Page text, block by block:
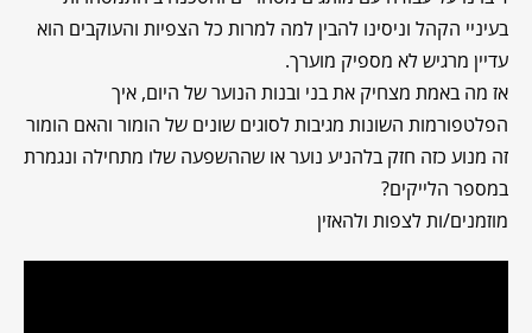
בעיניי הקהל וניסינו להבין למה למרות כל הצפיות והעוקבים הוא
עדיין מרגיש לא מספיק מוערך.
אז מה באמת מצחיק את בני ובנות הנוער של היום, איך
הפלטפורמות השונות מגיבות לסוגים שונים של הומור והאם הומור
זה מנוע כזה חזק בלהניע נוער או שההשפעה שלו מתחילה ונגמרת
במספר הלייקים?
מוזמנים/ות לצפות ולהאזין